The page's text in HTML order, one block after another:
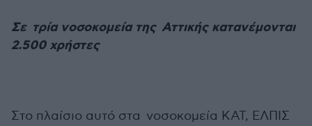
Σε τρία νοσοκομεία της Αττικής κατανέμονται
2.500 χρήστες
Στο πλαίσιο αυτό στα νοσοκομεία ΚΑΤ, ΕΛΠΙΣ